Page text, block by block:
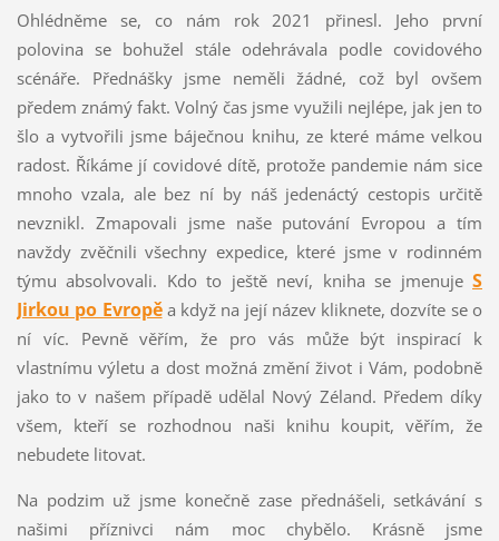
Ohlédněme se, co nám rok 2021 přinesl. Jeho první
polovina se bohužel stále odehrávala podle covidového
scénáře. Přednášky jsme neměli žádné, což byl ovšem
předem známý fakt. Volný čas jsme využili nejlépe, jak jen to
šlo a vytvořili jsme báječnou knihu, ze které máme velkou
radost. Říkáme jí covidové dítě, protože pandemie nám sice
mnoho vzala, ale bez ní by náš jedenáctý cestopis určitě
nevznikl. Zmapovali jsme naše putování Evropou a tím
navždy zvěčnili všechny expedice, které jsme v rodinném
týmu absolvovali. Kdo to ještě neví, kniha se jmenujeS
Jirkou po Evropěa když na její název kliknete, dozvíte se o
ní víc. Pevně věřím, že pro vás může být inspirací k
vlastnímu výletu a dost možná změní život i Vám, podobně
jako to v našem případě udělal Nový Zéland. Předem díky
všem, kteří se rozhodnou naši knihu koupit, věřím, že
nebudete litovat.
Na podzim už jsme konečně zase přednášeli, setkávání s
našimi příznivci nám moc chybělo. Krásně jsme